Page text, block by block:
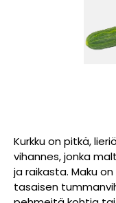
Kurkku on pitkä,
vihannes, jonka
ja raikasta. Maku
tasaisen